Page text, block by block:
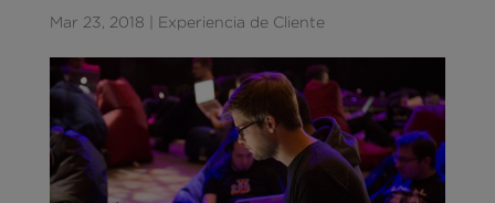
Mar 23, 2018 Experiencia de Cliente